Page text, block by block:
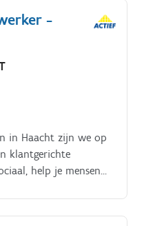
-
in Haacht zijn we op
klantgerichte
help je mensen